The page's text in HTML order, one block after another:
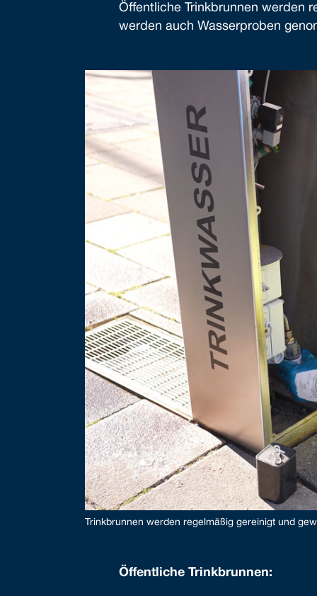
Öffentliche Trinkbrunnen werden
werden auch Wasserproben
Trinkbrunnen werden regelmäßig gereinigt und
Öffentliche Trinkbrunnen: